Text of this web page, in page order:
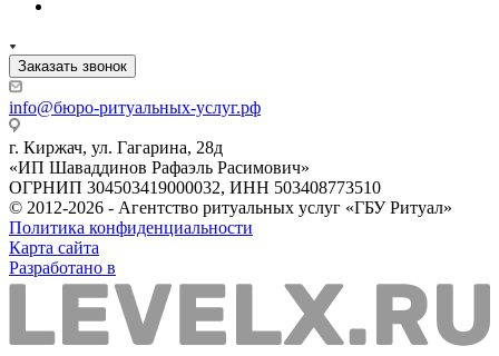
Заказать звонок
info@бюро-ритуальных-услуг.рф
г. Киржач, ул. Гагарина, 28д
«ИП Шаваддинов Рафаэль Расимович»
ОГРНИП 304503419000032, ИНН 503408773510
© 2012-2026 - Агентство ритуальных услуг «ГБУ Ритуал»
Политика конфиденциальности
Карта сайта
Разработано в